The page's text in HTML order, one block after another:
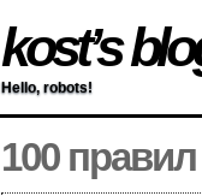
kost’s
Hello, robots!
100